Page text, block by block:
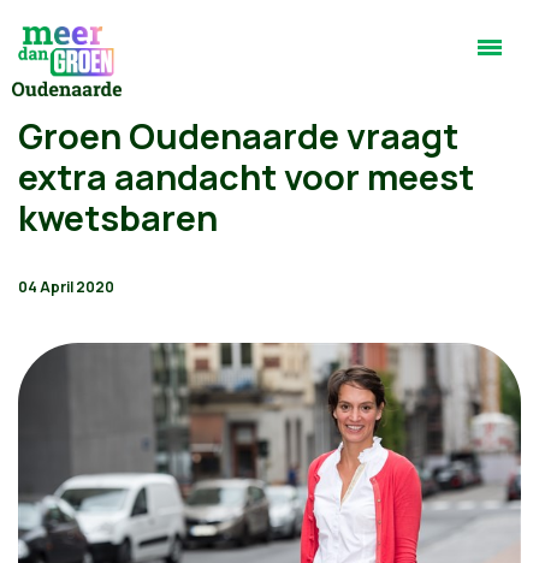
Groen Oudenaarde vraagt
extra aandacht voor meest
kwetsbaren
04 April 2020